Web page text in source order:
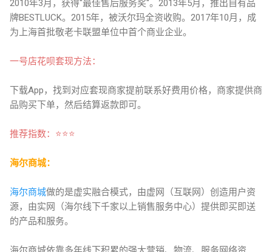
2010年3月，获得"最佳售后服务奖"。2013年5月，推出自有品
牌BESTLUCK。2015年，被沃尔玛全资收购。2017年10月，成
为上海首批敬老卡联盟单位中首个商业企业。
一号店花呗套现方法：
下载App，找到对应套现商家提前联系好费用价格，商家提供商
品购买下单，然后结算返款即可。
推荐指数：⭐⭐⭐
海尔商城：
海尔商城做的是虚实融合模式，由虚网（互联网）创造用户资
源，由实网（海尔线下千家以上销售服务中心）提供即买即送
的产品和服务。